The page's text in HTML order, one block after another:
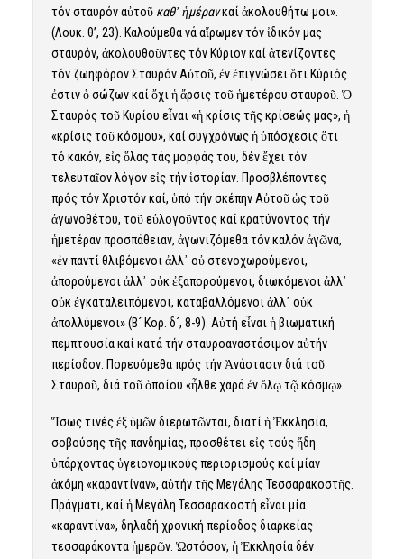
τόν σταυρόν αὐτοῦ καθ᾿ ἡμέρανκαί ἀκολουθήτω μοι».
(Λουκ. θ’, 23). Καλούμεθα νά αἴρωμεν τόν ἰδικόν μας
σταυρόν, ἀκολουθοῦντες τόν Κύριον καί ἀτενίζοντες
τόν ζωηφόρον Σταυρόν Αὐτοῦ, ἐν ἐπιγνώσει ὅτι Κύριός
ἐστιν ὁ σώζων καί ὄχι ἡ ἄρσις τοῦ ἡμετέρου σταυροῦ. Ὁ
Σταυρός τοῦ Κυρίου εἶναι «ἡ κρίσις τῆς κρίσεώς μας», ἡ
«κρίσις τοῦ κόσμου», καί συγχρόνως ἡ ὑπόσχεσις ὅτι
τό κακόν, εἰς ὅλας τάς μορφάς του, δέν ἔχει τόν
τελευταῖον λόγον εἰς τήν ἱστορίαν. Προσβλέποντες
πρός τόν Χριστόν καί, ὑπό τήν σκέπην Αὐτοῦ ὡς τοῦ
ἀγωνοθέτου, τοῦ εὐλογοῦντος καί κρατύνοντος τήν
ἡμετέραν προσπάθειαν, ἀγωνιζόμεθα τόν καλόν ἀγῶνα,
«ἐν παντί θλιβόμενοι ἀλλ᾿ οὐ στενοχωρούμενοι,
ἀπορούμενοι ἀλλ᾿ οὐκ ἐξαπορούμενοι, διωκόμενοι ἀλλ᾿
οὐκ ἐγκαταλειπόμενοι, καταβαλλόμενοι ἀλλ᾿ οὐκ
ἀπολλύμενοι» (Β´ Κορ. δ´, 8-9). Αὐτή εἶναι ἡ βιωματική
πεμπτουσία καί κατά τήν σταυροαναστάσιμον αὐτήν
περίοδον. Πορευόμεθα πρός τήν Ἀνάστασιν διά τοῦ
Σταυροῦ, διά τοῦ ὁποίου «ἦλθε χαρά ἐν ὅλῳ τῷ κόσμῳ».
Ἵσως τινές ἐξ ὑμῶν διερωτῶνται, διατί ἡ Ἐκκλησία,
σοβούσης τῆς πανδημίας, προσθέτει εἰς τούς ἤδη
ὑπάρχοντας ὑγειονομικούς περιορισμούς καί μίαν
ἀκόμη «καραντίναν», αὐτήν τῆς Μεγάλης Τεσσαρακοστῆς.
Πράγματι, καί ἡ Μεγάλη Τεσσαρακοστή εἶναι μία
«καραντίνα», δηλαδή χρονική περίοδος διαρκείας
τεσσαράκοντα ἡμερῶν. Ὡστόσον, ἡ Ἐκκλησία δέν